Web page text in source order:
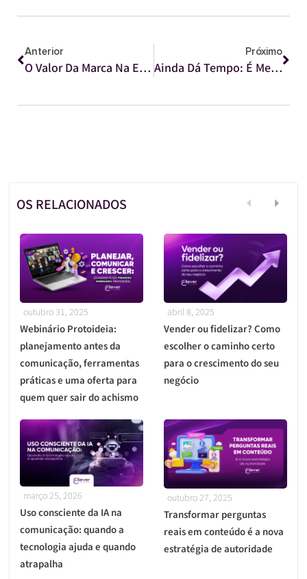
Anterior
O Valor Da Marca Na Era Da Economia Da Atenção
Próximo
Ainda Dá Tempo: É Metade Do Ano, Mas Você Ainda Pode Criar Um Plano De Comunicação Eficiente Para O Restante Dele.
OS RELACIONADOS
outubro 31, 2025
Webinário Protoideia:
planejamento antes da
comunicação, ferramentas
práticas e uma oferta para
quem quer sair do achismo
abril 8, 2025
Vender ou fidelizar? Como
escolher o caminho certo
para o crescimento do seu
negócio
março 25, 2026
Uso consciente da IA na
comunicação: quando a
tecnologia ajuda e quando
atrapalha
outubro 27, 2025
Transformar perguntas
reais em conteúdo é a nova
estratégia de autoridade